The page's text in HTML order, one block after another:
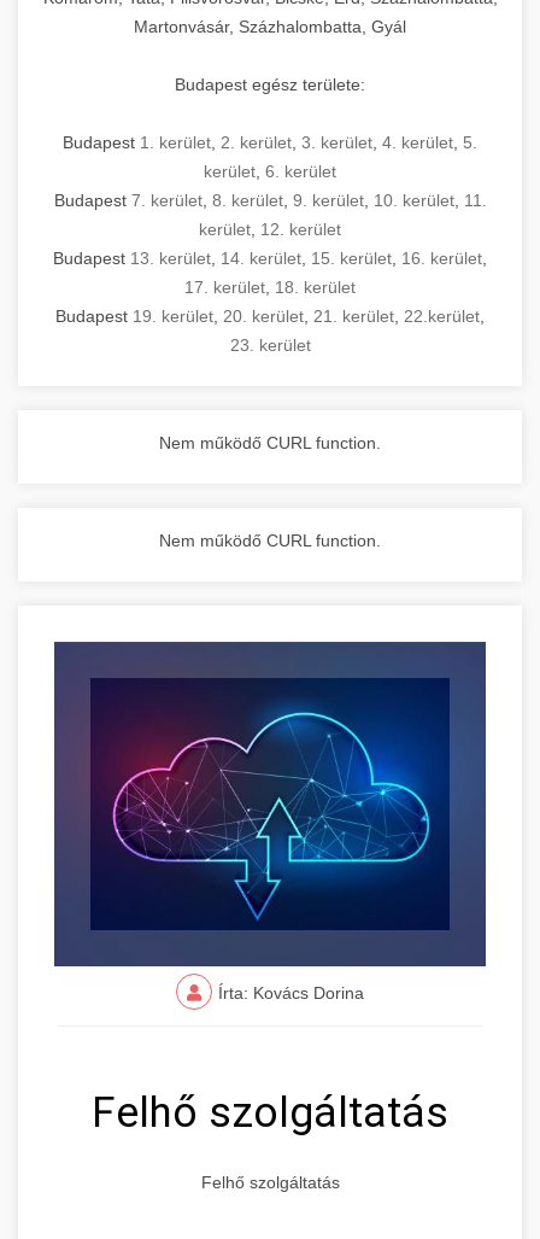
Martonvásár, Százhalombatta, Gyál
Budapest egész területe:
Budapest 1. kerület 2. kerület 3. kerület 4. kerület 5.
kerület 6. kerület
Budapest 7. kerület, 8. kerület, 9. kerület, 10. kerület, 11.
kerület 12. kerület
Budapest 13. kerület 14. kerület 15. kerület 16. kerület
17. kerület 18. kerület
Budapest 19. kerület 20. kerület 21. kerület 22.kerület
23. kerület
Nem működő CURL function.
Nem működő CURL function.
Írta: Kovács Dorina
Felhő szolgáltatás
Felhő szolgáltatás